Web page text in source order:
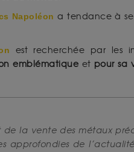
Napoléon a tendance à
est recherchée par les
emblématique et pour sa
la vente des métaux
approfondies de